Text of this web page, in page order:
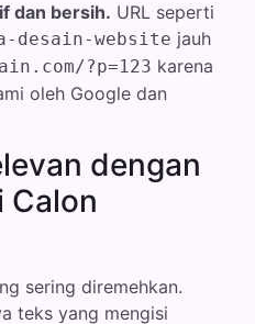
dan bersih. URL seperti
desain-website jauh
?p=123 karena
oleh Google dan
dengan
Calon
sering diremehkan.
teks yang mengisi